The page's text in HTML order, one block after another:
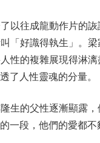
往成龍動作片的詼
「好識得執生」。
性的複雜展現得淋
了人性靈魂的分量。
的父性逐漸顯露，
一段，他們的愛都